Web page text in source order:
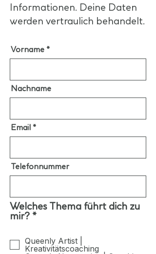
Informationen. Deine Daten
werden vertraulich behandelt.
Vorname
Nachname
Email
Telefonnummer
Welches Thema führt dich zu
mir? *P
i
Queenly Artist |
Kreativitätscoaching